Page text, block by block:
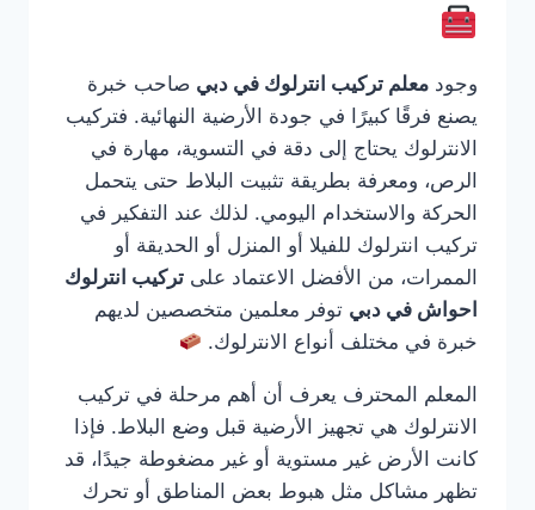
وجود معلم تركيب انترلوك في دبي صاحب خبرة
يصنع فرقًا كبيرًا في جودة الأرضية النهائية. فتركيب
الانترلوك يحتاج إلى دقة في التسوية، مهارة في
الرص، ومعرفة بطريقة تثبيت البلاط حتى يتحمل
الحركة والاستخدام اليومي. لذلك عند التفكير في
تركيب انترلوك للفيلا أو المنزل أو الحديقة أو
الممرات، من الأفضل الاعتماد على تركيب انترلوك
احواش في دبي توفر معلمين متخصصين لديهم
خبرة في مختلف أنواع الانترلوك.
المعلم المحترف يعرف أن أهم مرحلة في تركيب
الانترلوك هي تجهيز الأرضية قبل وضع البلاط. فإذا
كانت الأرض غير مستوية أو غير مضغوطة جيدًا، قد
تظهر مشاكل مثل هبوط بعض المناطق أو تحرك